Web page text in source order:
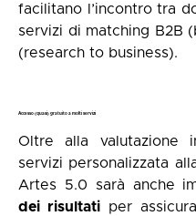
facilitano l’incontro tra
servizi di matching B2B
(research to business).
Accesso (quasi) gratuito a molti servizi
Oltre alla valutazione
servizi personalizzata
Artes 5.0 sarà anche
dei risultatiper